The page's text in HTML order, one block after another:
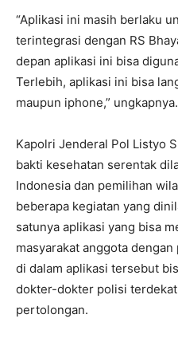
“Aplikasi ini masih berlaku
terintegrasi dengan RS
depan aplikasi ini bisa
Terlebih, aplikasi ini bisa
maupun iphone,” ungkapnya.
Kapolri Jenderal Pol Listyo
bakti kesehatan serentak
Indonesia dan pemilihan
beberapa kegiatan yang
satunya aplikasi yang bisa
masyarakat anggota
di dalam aplikasi tersebut
dokter-dokter polisi
pertolongan.